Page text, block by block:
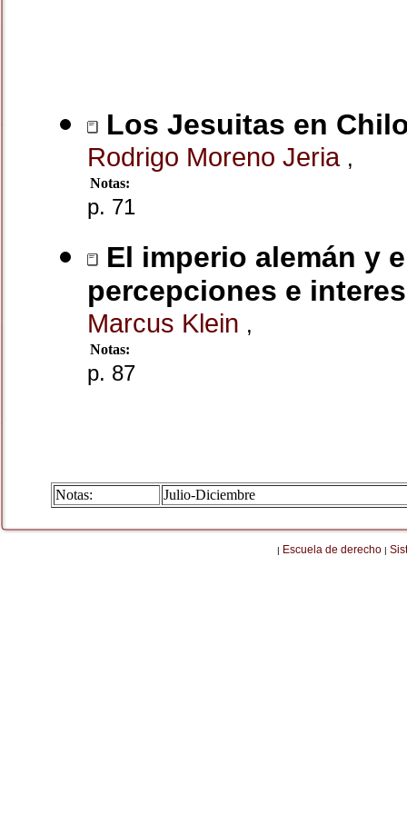
Los Jesuitas en
Rodrigo Moreno Jeria ,
Notas:
p. 71
El imperio alemán y
percepciones e
Marcus Klein ,
Notas:
p. 87
Notas: Julio-Diciembre
| Escuela de derecho |